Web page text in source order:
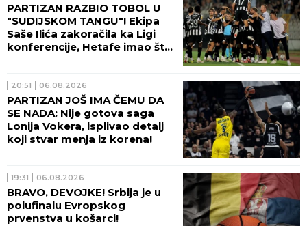
PARTIZAN RAZBIO TOBOL U
"SUDIJSKOM TANGU"! Ekipa
Saše Ilića zakoračila ka Ligi
konferencije, Hetafe imao šta
20:51 06.08.2026
PARTIZAN JOŠ IMA ČEMU DA
SE NADA: Nije gotova saga
Lonija Vokera, isplivao detalj
koji stvar menja iz korena!
19:31 06.08.2026
BRAVO, DEVOJKE! Srbija je u
polufinalu Evropskog
prvenstva u košarci!